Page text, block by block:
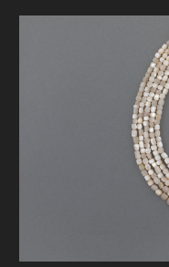
НАВЧИТИСЯ
ОНЛАЙН-КРАМНИЦЯ
ПІДТРИМАТИ